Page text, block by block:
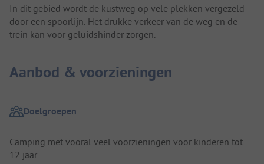
In dit gebied wordt de kustweg op vele plekken vergezeld
door een spoorlijn. Het drukke verkeer van de weg en de
trein kan voor geluidshinder zorgen.
Aanbod & voorzieningen
Doelgroepen
Camping met vooral veel voorzieningen voor kinderen tot
12 jaar